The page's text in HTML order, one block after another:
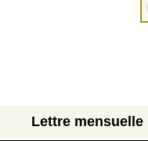
Lettre mensuelle